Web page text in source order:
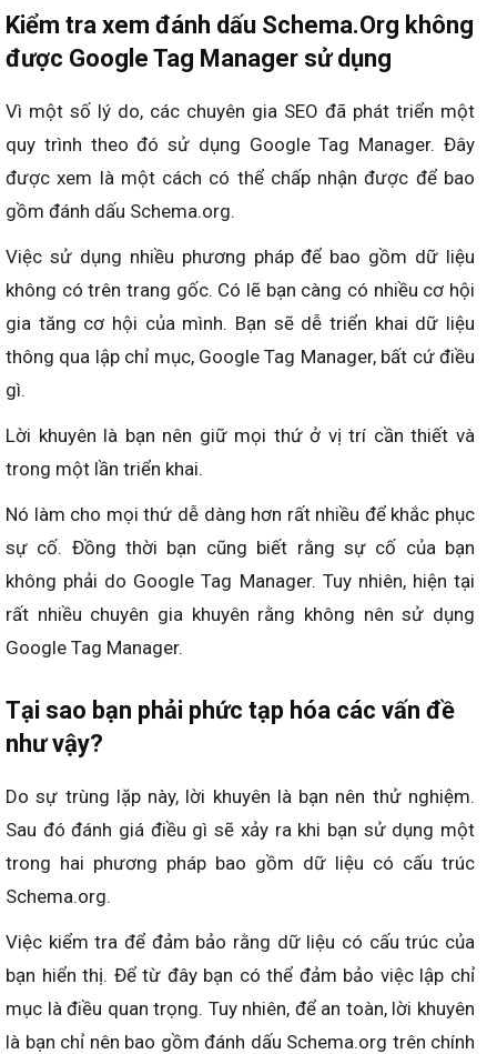
Kiểm tra xem đánh dấu Schema.Org không
được Google Tag Manager sử dụng
Vì một số lý do, các chuyên gia SEO đã phát triển một
quy trình theo đó sử dụng Google Tag Manager. Đây
được xem là một cách có thể chấp nhận được để bao
gồm đánh dấu Schema.org.
Việc sử dụng nhiều phương pháp để bao gồm dữ liệu
không có trên trang gốc. Có lẽ bạn càng có nhiều cơ hội
gia tăng cơ hội của mình. Bạn sẽ dễ triển khai dữ liệu
thông qua lập chỉ mục, Google Tag Manager, bất cứ điều
gì.
Lời khuyên là bạn nên giữ mọi thứ ở vị trí cần thiết và
trong một lần triển khai.
Nó làm cho mọi thứ dễ dàng hơn rất nhiều để khắc phục
sự cố. Đồng thời bạn cũng biết rằng sự cố của bạn
không phải do Google Tag Manager. Tuy nhiên, hiện tại
rất nhiều chuyên gia khuyên rằng không nên sử dụng
Google Tag Manager.
Tại sao bạn phải phức tạp hóa các vấn đề
như vậy?
Do sự trùng lặp này, lời khuyên là bạn nên thử nghiệm.
Sau đó đánh giá điều gì sẽ xảy ra khi bạn sử dụng một
trong hai phương pháp bao gồm dữ liệu có cấu trúc
Schema.org.
Việc kiểm tra để đảm bảo rằng dữ liệu có cấu trúc của
bạn hiển thị. Để từ đây bạn có thể đảm bảo việc lập chỉ
mục là điều quan trọng. Tuy nhiên, để an toàn, lời khuyên
là bạn chỉ nên bao gồm đánh dấu Schema.org trên chính